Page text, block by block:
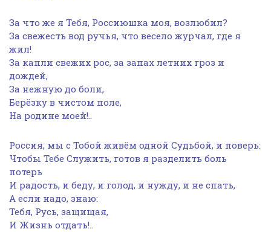
За что же я Тебя, Россиюшка моя, возлюбил?
За свежесть вод ручья, что весело журчал, где я
жил!
За капли свежих рос, за запах летних гроз и
дождей,
За нежную до боли,
Берёзку в чистом поле,
На родине моей!..
Россия, мы с Тобой живём одной Судьбой, и поверь:
Чтобы Тебе Служить, готов я разделить боль
потерь
И радость, и беду, и голод, и нужду, и не спать,
А если надо, знаю:
Тебя, Русь, защищая,
И Жизнь отдать!..